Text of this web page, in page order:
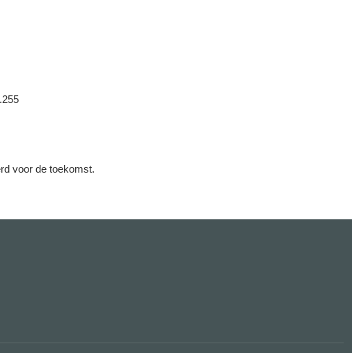
voor de toekomst.